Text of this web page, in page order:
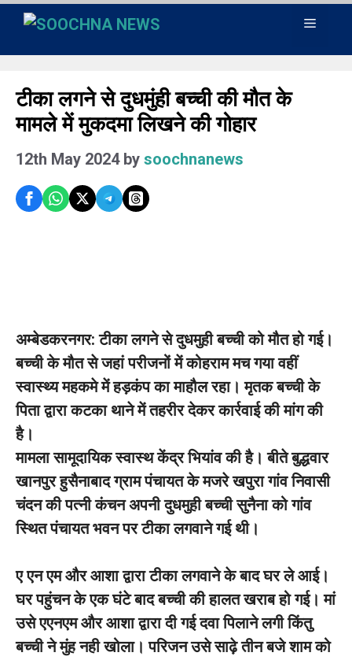
Skip
content
Menu
टीका लगने से दुधमुंही बच्ची की मौत के
मामले में मुकदमा लिखने की गोहार
12th May 2024 by soochnanews
अम्बेडकरनगर: टीका लगने से दुधमुही बच्ची को मौत हो गई।
बच्ची के मौत से जहां परीजनों में कोहराम मच गया वहीं
स्वास्थ्य महकमे में हड़कंप का माहौल रहा। मृतक बच्ची के
पिता द्वारा कटका थाने में तहरीर देकर कार्रवाई की मांग की
है।
मामला सामूदायिक स्वास्थ केंद्र भियांव की है। बीते बुद्धवार
खानपुर हुसैनाबाद ग्राम पंचायत के मजरे खपुरा गांव निवासी
चंदन की पत्नी कंचन अपनी दुधमुही बच्ची सुनैना को गांव
स्थित पंचायत भवन पर टीका लगवाने गई थी।
ए एन एम और आशा द्वारा टीका लगवाने के बाद घर ले आई।
घर पहुंचन के एक घंटे बाद बच्ची की हालत खराब हो गई। मां
उसे एएनएम और आशा द्वारा दी गई दवा पिलाने लगी किंतु
बच्ची ने मुंह नही खोला। परिजन उसे साढ़े तीन बजे शाम को